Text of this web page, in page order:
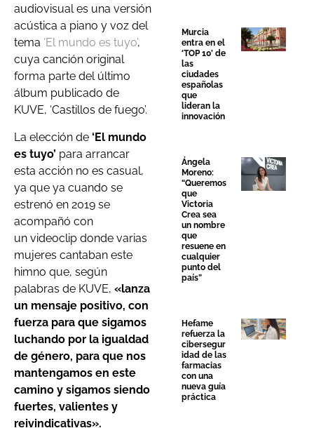
audiovisual es una versión
acústica a piano y voz del
tema ‘El mundo es tuyo’,
cuya canción original
forma parte del último
álbum publicado de
KUVE, ‘Castillos de fuego’.
La elección de ‘El mundo
es tuyo’ para arrancar
esta acción no es casual,
ya que ya cuando se
estrenó en 2019 se
acompañó con
un videoclip donde varias
mujeres cantaban este
himno que, según
palabras de KUVE, «lanza
un mensaje positivo, con
fuerza para que sigamos
luchando por la igualdad
de género, para que nos
mantengamos en este
camino y sigamos siendo
fuertes, valientes y
reivindicativas».
Murcia
entra en el
‘TOP 10’ de
las
ciudades
españolas
que
lideran la
innovación
Ángela
Moreno:
“Queremos
que
Victoria
Crea sea
un nombre
que
resuene en
cualquier
punto del
país”
Hefame
refuerza la
cibersegur
idad de las
farmacias
con una
nueva guía
práctica